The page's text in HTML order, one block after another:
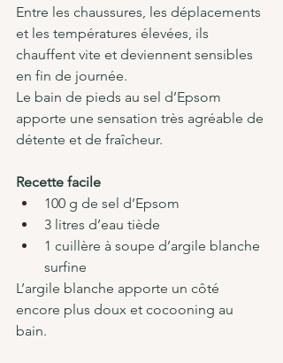
Entre les chaussures, les déplacements
et les températures élevées, ils
chauffent vite et deviennent sensibles
en fin de journée.
Le bain de pieds au sel d’Epsom
apporte une sensation très agréable de
détente et de fraîcheur.
Recette facile
100 g de sel d’Epsom
3 litres d’eau tiède
1 cuillère à soupe d’argile blanche
surfine
L’argile blanche apporte un côté
encore plus doux et cocooning au
bain.